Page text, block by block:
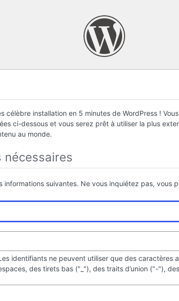
célèbre installation en 5 minutes de WordPress ! Vous
ci-dessous et vous serez prêt à utiliser la plus
au monde.
nécessaires
informations suivantes. Ne vous inquiétez pas, vous
identifiants ne peuvent utiliser que des caractères
des tirets bas ("_"), des traits d’union ("-"),